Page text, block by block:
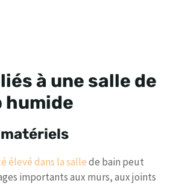
à une salle de
humide
élevé dans la sallede bain peut
importants aux murs, aux joints